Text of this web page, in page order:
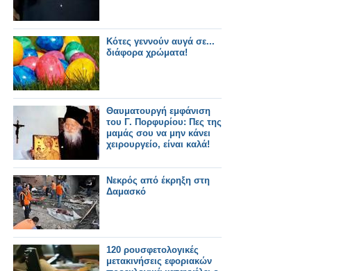
Κότες γεννούν αυγά σε...
διάφορα χρώματα!
Θαυματουργή εμφάνιση
του Γ. Πορφυρίου: Πες της
μαμάς σου να μην κάνει
χειρουργείο, είναι καλά!
Νεκρός από έκρηξη στη
Δαμασκό
120 ρουσφετολογικές
μετακινήσεις εφοριακών